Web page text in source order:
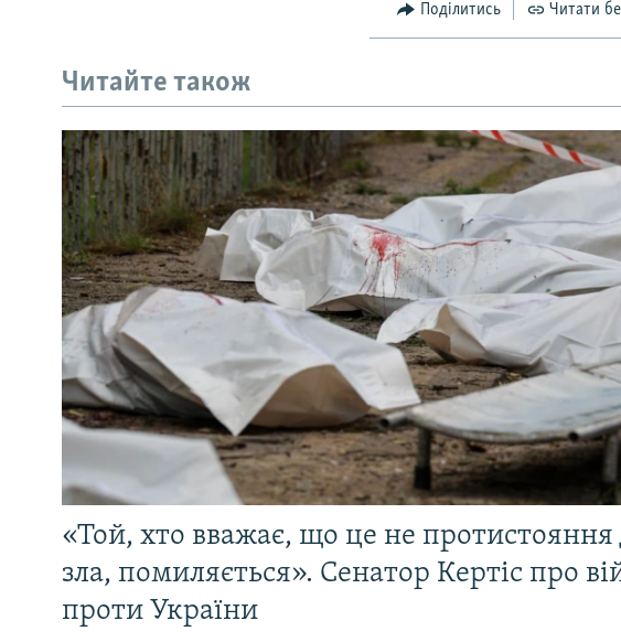
Поділитись Читати
Читайте також
«Той, хто вважає, що це не протистояння
зла, помиляється». Сенатор Кертіс про
проти України